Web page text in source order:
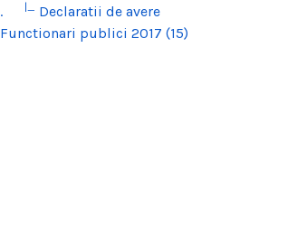
.
|_ Declaratii de avere
Functionari publici 2017 (15)